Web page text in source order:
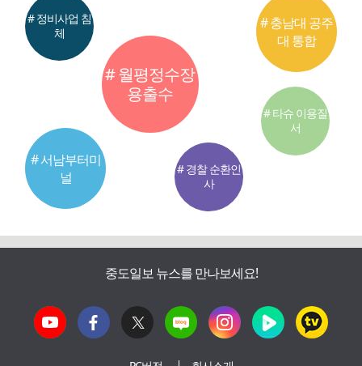
# 월평정수장
용출수
# 서남부터미
널
# 충남대 공주
대 통합
# 정비사업 침
체
# 경찰 순환인
사
# 타슈 이용질
서
중도일보 뉴스를 만나보세요!